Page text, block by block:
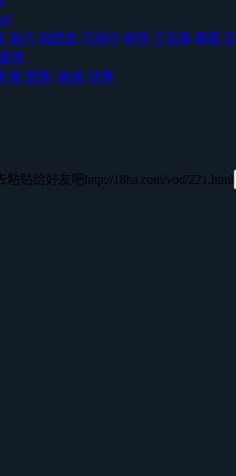
盖尔·加西亚·贝纳尔 彼特·丁拉基 露茜·
爱情
喜 爱情 ·英语·详情
粘贴给好友吧http://18ha.com/vod/221.html